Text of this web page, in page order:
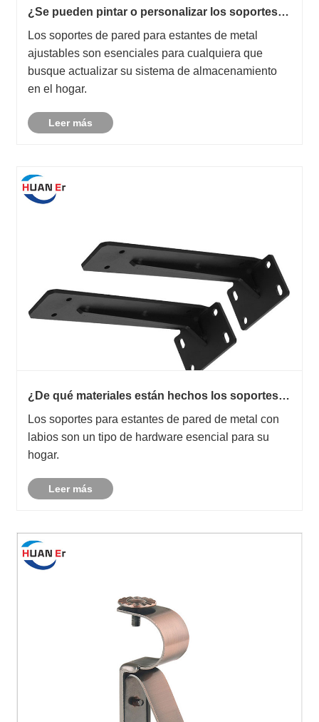
¿Se pueden pintar o personalizar los soportes
Los soportes de pared para estantes de metal
ajustables son esenciales para cualquiera que
busque actualizar su sistema de almacenamiento
en el hogar.
Leer más
¿De qué materiales están hechos los soportes
Los soportes para estantes de pared de metal con
labios son un tipo de hardware esencial para su
hogar.
Leer más